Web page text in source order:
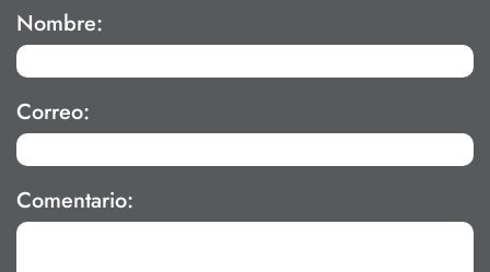
Nombre:
Correo:
Comentario: